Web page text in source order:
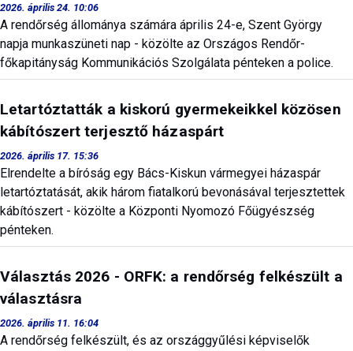
2026. április 24. 10:06
A rendőrség állománya számára április 24-e, Szent György
napja munkaszüneti nap - közölte az Országos Rendőr-
főkapitányság Kommunikációs Szolgálata pénteken a police.
Letartóztatták a kiskorú gyermekeikkel közösen
kábítószert terjesztő házaspárt
2026. április 17. 15:36
Elrendelte a bíróság egy Bács-Kiskun vármegyei házaspár
letartóztatását, akik három fiatalkorú bevonásával terjesztettek
kábítószert - közölte a Központi Nyomozó Főügyészség
pénteken.
Választás 2026 - ORFK: a rendőrség felkészült a
választásra
2026. április 11. 16:04
A rendőrség felkészült, és az országgyűlési képviselők